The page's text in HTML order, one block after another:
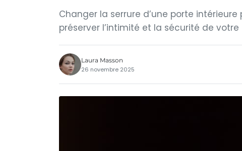
Changer la serrure d’une porte
préserver l’intimité et la sécurité de votre
Laura Masson
26 novembre 2025